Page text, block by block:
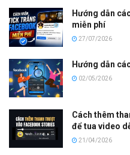
Hướng dẫn
miễn phí
27/07/2026
Hướng dẫn
02/05/2026
Cách thêm
để tua video
21/04/2026